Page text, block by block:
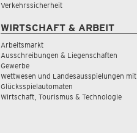
Verkehrssicherheit
WIRTSCHAFT & ARBEIT
Arbeitsmarkt
Ausschreibungen & Liegenschaften
Gewerbe
Wettwesen und Landesausspielungen mit
Glücksspielautomaten
Wirtschaft, Tourismus & Technologie